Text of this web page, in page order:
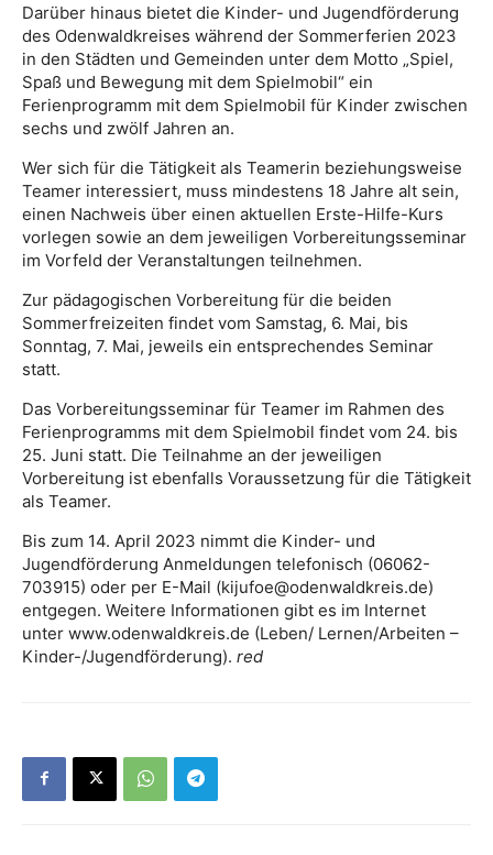
Darüber hinaus bietet die Kinder- und Jugendförderung
des Odenwaldkreises während der Sommerferien 2023
in den Städten und Gemeinden unter dem Motto „Spiel,
Spaß und Bewegung mit dem Spielmobil“ ein
Ferienprogramm mit dem Spielmobil für Kinder zwischen
sechs und zwölf Jahren an.
Wer sich für die Tätigkeit als Teamerin beziehungsweise
Teamer interessiert, muss mindestens 18 Jahre alt sein,
einen Nachweis über einen aktuellen Erste-Hilfe-Kurs
vorlegen sowie an dem jeweiligen Vorbereitungsseminar
im Vorfeld der Veranstaltungen teilnehmen.
Zur pädagogischen Vorbereitung für die beiden
Sommerfreizeiten findet vom Samstag, 6. Mai, bis
Sonntag, 7. Mai, jeweils ein entsprechendes Seminar
statt.
Das Vorbereitungsseminar für Teamer im Rahmen des
Ferienprogramms mit dem Spielmobil findet vom 24. bis
25. Juni statt. Die Teilnahme an der jeweiligen
Vorbereitung ist ebenfalls Voraussetzung für die Tätigkeit
als Teamer.
Bis zum 14. April 2023 nimmt die Kinder- und
Jugendförderung Anmeldungen telefonisch (06062-
703915) oder per E-Mail (kijufoe@odenwaldkreis.de)
entgegen. Weitere Informationen gibt es im Internet
unter www.odenwaldkreis.de (Leben/ Lernen/Arbeiten –
Kinder-/Jugendförderung). red